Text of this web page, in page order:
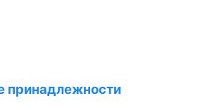
принадлежности